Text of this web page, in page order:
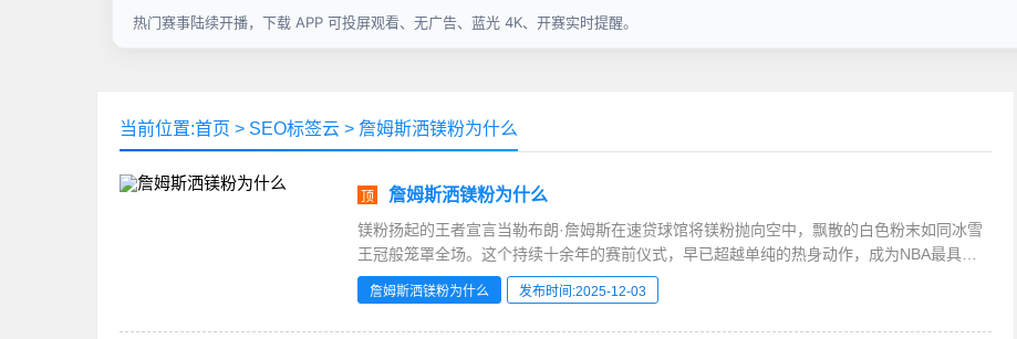
当前位置:首页 > SEO标签云 > 詹姆斯洒镁粉为什么
顶 詹姆斯洒镁粉为什么
镁粉扬起的王者宣言当勒布朗·詹姆斯在速贷球馆将镁粉抛向空中，飘散的白色粉末如同冰雪
王冠般笼罩全场。这个持续十余年的赛前仪式，早已超越单纯的热身动作，成为NBA最具辨
识度的个人标志之一。从行为心理学到商业符号学，从球迷互动到媒体传播，这个看似简单
的动作蕴含着职业体育时代的文化密码。竞技心理的仪式构建神经科学视角下的专注触发
詹姆斯洒镁粉为什么 发布时间:2025-12-03